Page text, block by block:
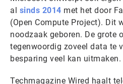
al sinds 2014 met het door
(Open Compute Project). Dit
noodzaak geboren. De grote
tegenwoordig zoveel data te
besparing veel kan uitmaken.
Techmagazine Wired haalt